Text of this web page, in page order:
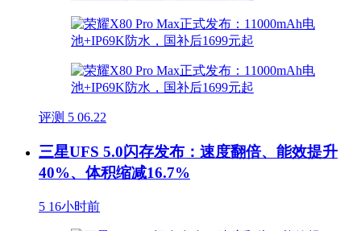
评测 5 06.22
三星UFS 5.0闪存发布：速度翻倍、能效提升
40%、体积缩减16.7%
5 16小时前